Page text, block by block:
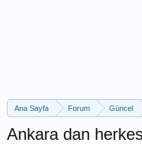
Ana Sayfa Forum Güncel
Ankara dan